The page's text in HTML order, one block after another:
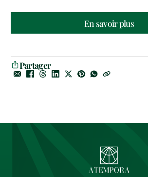
En savoir plus
Partager